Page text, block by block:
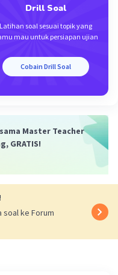
tidak menyukai
Drill Soal
Latihan soal sesuai topik yang
mau untuk persiapan ujian
Cobain Drill Soal
Master Teacher
GRATIS!
soal ke Forum